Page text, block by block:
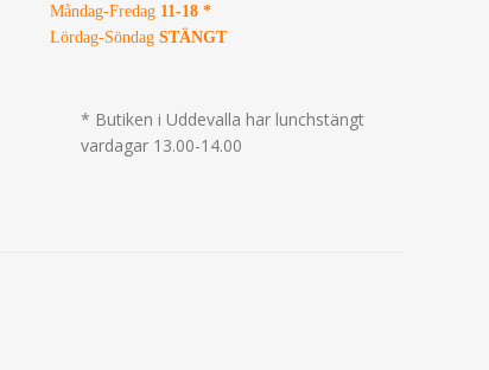
Måndag-Fredag 11-18 *
Lördag-Söndag STÄNGT
* Butiken i Uddevalla har lunchstängt
vardagar 13.00-14.00